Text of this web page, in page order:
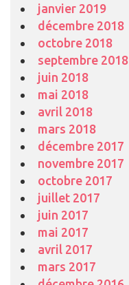
janvier 2019
décembre 2018
octobre 2018
septembre 2018
juin 2018
mai 2018
avril 2018
mars 2018
décembre 2017
novembre 2017
octobre 2017
juillet 2017
juin 2017
mai 2017
avril 2017
mars 2017